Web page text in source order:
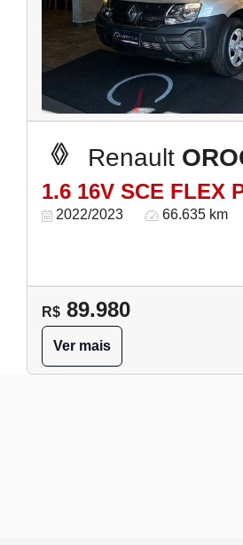
Renault
1.6 16V SCE FLEX
2022/2023 66.635 km
R$ 89.980
Ver mais